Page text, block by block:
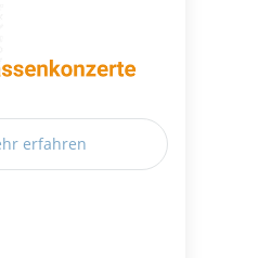
erfahren